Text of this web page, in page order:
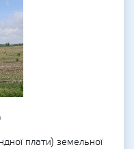
плати) земельної